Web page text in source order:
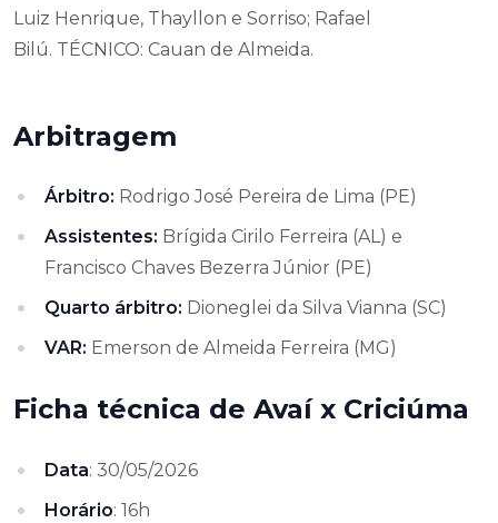
Luiz Henrique, Thayllon e Sorriso; Rafael
Bilú. TÉCNICO: Cauan de Almeida.
Arbitragem
Árbitro: Rodrigo José Pereira de Lima (PE)
Assistentes: Brígida Cirilo Ferreira (AL) e
Francisco Chaves Bezerra Júnior (PE)
Quarto árbitro: Dioneglei da Silva Vianna (SC)
VAR: Emerson de Almeida Ferreira (MG)
Ficha técnica de Avaí x Criciúma
Data: 30/05/2026
Horário: 16h